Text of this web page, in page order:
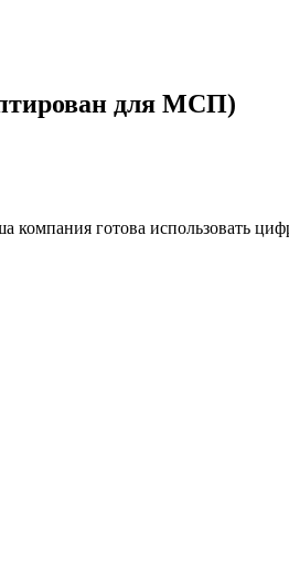
для МСП)
готова использовать